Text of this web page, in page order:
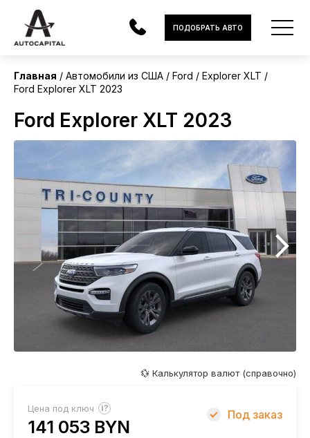
АВТОМОБИЛИ
ЭЛЕКТРОМОБИЛИ
МОТОЦИКЛЫ
УСЛУГИ
ЛИЗИНГ
НОВОСТИ
ОТЗЫВЫ
ВАКАНСИИ
КОНТАКТЫ
ПОДОБРАТЬ АВТО
Главная Автомобили из США Ford
Explorer XLT
Ford Explorer XLT 2023
Ford Explorer XLT 2023
Без пробега
💱 Калькулятор валют (справочно)
Цена под ключ ?
141 053 BYN
Под заказ